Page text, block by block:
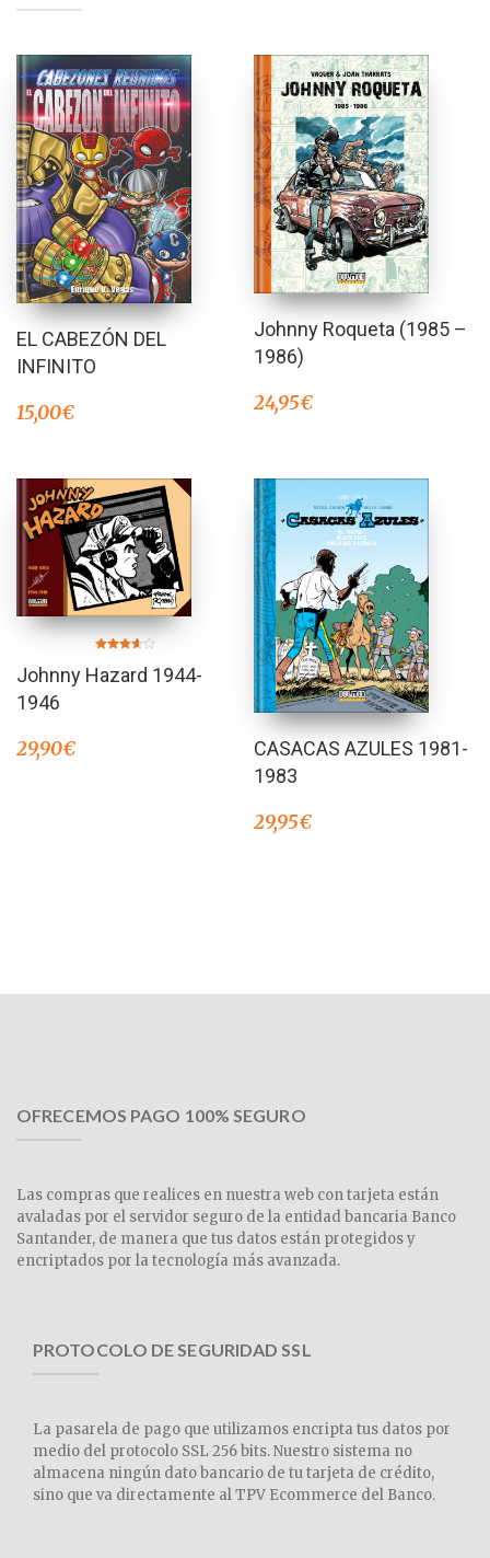
EL CABEZÓN DEL
INFINITO
15,00€
Johnny Roqueta (1985 –
1986)
24,95€
en
3.50
Johnny Hazard 1944-
1946
29,90€
CASACAS AZULES 1981-
1983
29,95€
OFRECEMOS PAGO 100% SEGURO
Las compras que realices en nuestra web con tarjeta están
avaladas por el servidor seguro de la entidad bancaria Banco
Santander, de manera que tus datos están protegidos y
encriptados por la tecnología más avanzada.
PROTOCOLO DE SEGURIDAD SSL
La pasarela de pago que utilizamos encripta tus datos por
medio del protocolo SSL 256 bits. Nuestro sistema no
almacena ningún dato bancario de tu tarjeta de crédito,
sino que va directamente al TPV Ecommerce del Banco.